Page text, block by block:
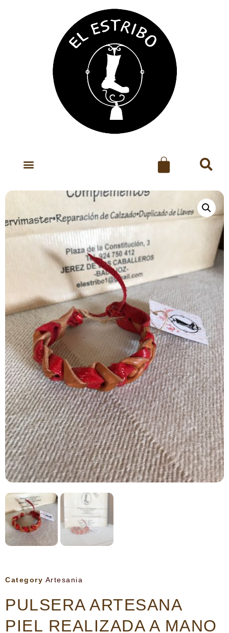
Category Artesania
PULSERA ARTESANA
PIEL REALIZADA A MANO